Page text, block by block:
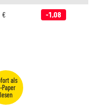
€ -1,08